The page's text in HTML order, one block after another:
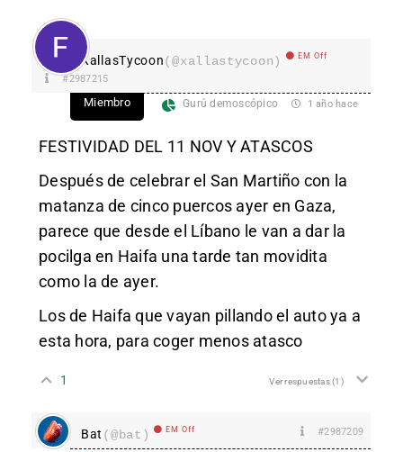
XallasTycoon(@xallastycoon) EM Off
#2987215
Miembro Gurú demoscópico 1 año hace
FESTIVIDAD DEL 11 NOV Y ATASCOS
Después de celebrar el San Martiño con la
matanza de cinco puercos ayer en Gaza,
parece que desde el Líbano le van a dar la
pocilga en Haifa una tarde tan movidita
como la de ayer.
Los de Haifa que vayan pillando el auto ya a
esta hora, para coger menos atasco
1 Ver respuestas(1)
Bat (@bat) EM Off #2987209